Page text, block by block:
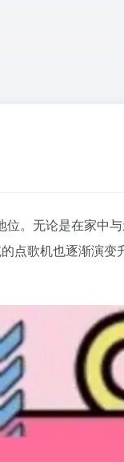
。无论是在家中
点歌机也逐渐演变